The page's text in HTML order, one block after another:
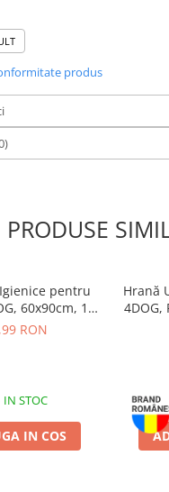
este îmbogățit cu
oaselor și articulațiilor,
conservanți sau aditivi
un gust delicios, apreciat chiar
umedă este special
un conținut ridicat de
tău o alimentație de
de creștere, cu PLATINUM
Pui, 6x185g
Hrană
Junior,
Pui, 6x185g:
produs
PRODUSE
pentru
60x90cm, 10
RON
IN STOC
IN COS
Hrană
4DOG,